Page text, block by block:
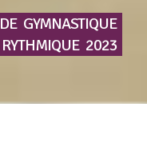
DE GYMNASTIQUE
RYTHMIQUE 2023